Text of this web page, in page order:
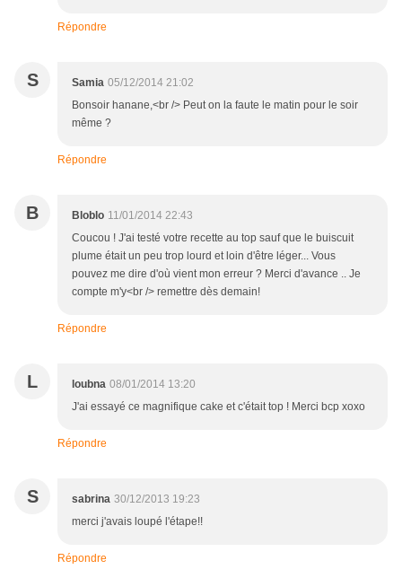
Répondre
S Samia 05/12/2014 21:02
Bonsoir hanane,<br /> Peut on la faute le matin pour le soir
même ?
Répondre
B Bloblo 11/01/2014 22:43
Coucou ! J'ai testé votre recette au top sauf que le buiscuit
plume était un peu trop lourd et loin d'être léger... Vous
pouvez me dire d'où vient mon erreur ? Merci d'avance .. Je
compte m'y<br /> remettre dès demain!
Répondre
L loubna 08/01/2014 13:20
J'ai essayé ce magnifique cake et c'était top ! Merci bcp xoxo
Répondre
S sabrina 30/12/2013 19:23
merci j'avais loupé l'étape!!
Répondre